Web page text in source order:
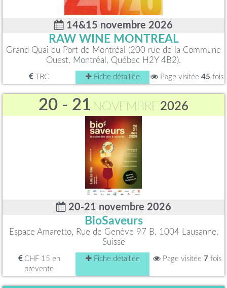
14&15 novembre 2026
RAW WINE MONTREAL
Grand Quai du Port de Montréal (200 rue de la Commune
Ouest, Montréal, Québec H2Y 4B2).
TBC Fiche détaillée Page visitée 45 fois
20 - 21 NOVEMBRE 2026
20-21 novembre 2026
BioSaveurs
Espace Amaretto, Rue de Genève 97 B, 1004 Lausanne,
Suisse
CHF 15 en
prévente
Fiche détaillée Page visitée 7 fois